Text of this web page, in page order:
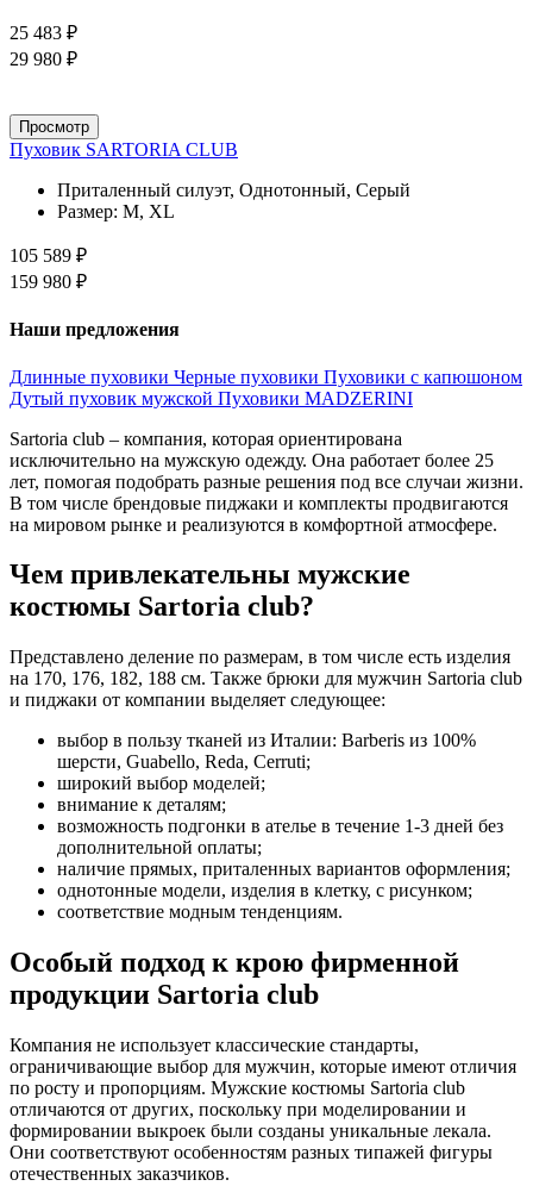
25 483 ₽
29 980 ₽
Просмотр
Пуховик SARTORIA CLUB
Приталенный силуэт, Однотонный, Серый
Размер: M, XL
105 589 ₽
159 980 ₽
Наши предложения
Длинные пуховики Черные пуховики Пуховики с капюшоном
Дутый пуховик мужской Пуховики MADZERINI
Sartoria club – компания, которая ориентирована
исключительно на мужскую одежду. Она работает более 25
лет, помогая подобрать разные решения под все случаи жизни.
В том числе брендовые пиджаки и комплекты продвигаются
на мировом рынке и реализуются в комфортной атмосфере.
Чем привлекательны мужские
костюмы Sartoria club?
Представлено деление по размерам, в том числе есть изделия
на 170, 176, 182, 188 см. Также брюки для мужчин Sartoria club
и пиджаки от компании выделяет следующее:
выбор в пользу тканей из Италии: Barberis из 100%
шерсти, Guabello, Reda, Cerruti;
широкий выбор моделей;
внимание к деталям;
возможность подгонки в ателье в течение 1-3 дней без
дополнительной оплаты;
наличие прямых, приталенных вариантов оформления;
однотонные модели, изделия в клетку, с рисунком;
соответствие модным тенденциям.
Особый подход к крою фирменной
продукции Sartoria club
Компания не использует классические стандарты,
ограничивающие выбор для мужчин, которые имеют отличия
по росту и пропорциям. Мужские костюмы Sartoria club
отличаются от других, поскольку при моделировании и
формировании выкроек были созданы уникальные лекала.
Они соответствуют особенностям разных типажей фигуры
отечественных заказчиков.